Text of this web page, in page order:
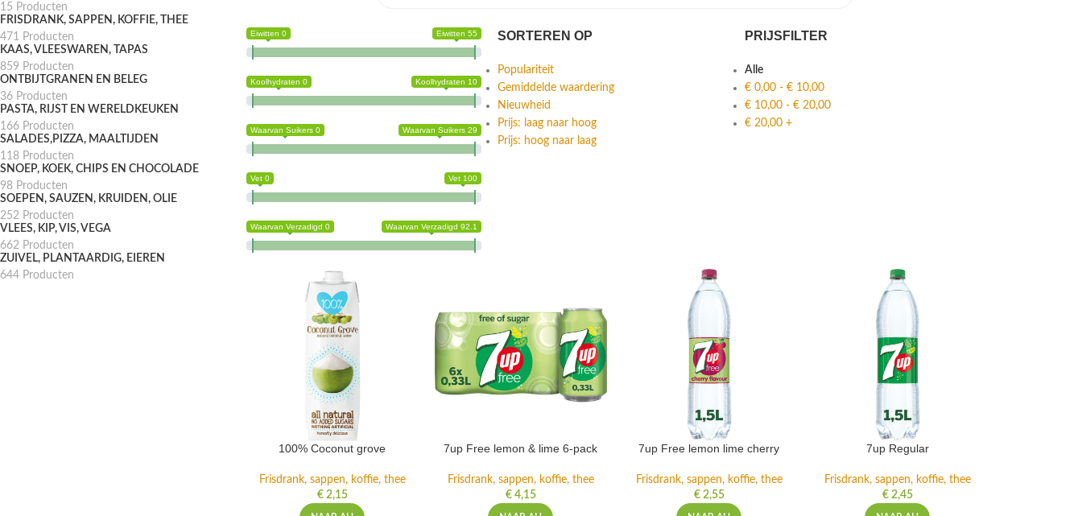
15 Producten
FRISDRANK, SAPPEN, KOFFIE, THEE
471 Producten
KAAS, VLEESWAREN, TAPAS
859 Producten
ONTBIJTGRANEN EN BELEG
36 Producten
PASTA, RIJST EN WERELDKEUKEN
166 Producten
SALADES,PIZZA, MAALTIJDEN
118 Producten
SNOEP, KOEK, CHIPS EN CHOCOLADE
98 Producten
SOEPEN, SAUZEN, KRUIDEN, OLIE
252 Producten
VLEES, KIP, VIS, VEGA
662 Producten
ZUIVEL, PLANTAARDIG, EIEREN
644 Producten
Eiwitten 0 Eiwitten 55
Koolhydraten 0 Koolhydraten 10
Waarvan Suikers 0 Waarvan Suikers 29
Vet 0 Vet 100
Waarvan Verzadigd 0 Waarvan Verzadigd 92.1
SORTEREN OP
Populariteit
Gemiddelde waardering
Nieuwheid
Prijs: laag naar hoog
Prijs: hoog naar laag
PRIJSFILTER
Alle
€0,00- €10,00
€10,00- €20,00
€20,00+
100% Coconut grove
Frisdrank, sappen, koffie, thee
€2,15
7up Free lemon & lime 6-pack
Frisdrank, sappen, koffie, thee
€4,15
7up Free lemon lime cherry
Frisdrank, sappen, koffie, thee
€2,55
7up Regular
Frisdrank, sappen, koffie, thee
€2,45